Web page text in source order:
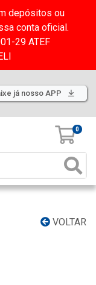
depósitos ou
conta oficial.
29 ATEF
já nosso APP
0
VOLTAR